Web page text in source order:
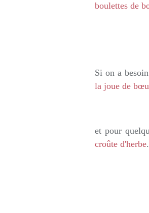
boulettes de
Si on a
la joue de
et pour
croûte d'herbe